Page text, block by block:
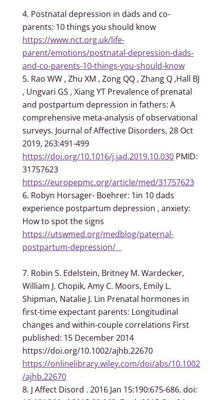
Postnatal depression in dads and co-
parents: 10 things you should know
https://www.nct.org.uk/life-
parent/emotions/postnatal-depression-dads-
and-co-parents-10-things-you-should-know
Rao WW , Zhu XM , Zong QQ , Zhang Q ,Hall BJ
, Ungvari GS , Xiang YT Prevalence of prenatal
and postpartum depression in fathers: A
comprehensive meta-analysis of observational
surveys. Journal of Affective Disorders, 28 Oct
2019, 263:491-499
https://doi.org/10.1016/j.jad.2019.10.030PMID:
31757623
https://europepmc.org/article/med/31757623
Robyn Horsager- Boehrer: 1in 10 dads
experience postpartum depression , anxiety:
How to spot the signs
https://utswmed.org/medblog/paternal-
postpartum-depression/
Robin S. Edelstein, Britney M. Wardecker,
William J. Chopik, Amy C. Moors, Emily L.
Shipman, Natalie J. Lin Prenatal hormones in
first-time expectant parents: Longitudinal
changes and within-couple correlations First
published: 15 December 2014
https://doi.org/10.1002/ajhb.22670
https://onlinelibrary.wiley.com/doi/abs/10.1002
/ajhb.22670
J Affect Disord . 2016 Jan 15:190:675-686. doi: